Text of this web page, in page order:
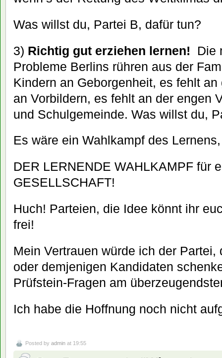
Was willst du, Partei B, dafür tun?
3) Richtig gut erziehen lernen! Die
Probleme Berlins rühren aus der
Kindern an Geborgenheit, es fehlt
an Vorbildern, es fehlt an der engen
und Schulgemeinde. Was willst du,
Es wäre ein Wahlkampf des
DER LERNENDE WAHLKAMPF für
GESELLSCHAFT!
Huch! Parteien, die Idee könnt ihr
frei!
Mein Vertrauen würde ich der
oder demjenigen Kandidaten
Prüfstein-Fragen am
Ich habe die Hoffnung noch nicht
Posted by admin at 19:55